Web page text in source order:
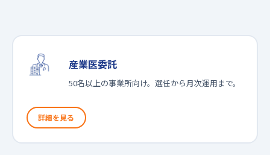
産業医委託
50名以上の事業所向け。選任から月次運用まで。
詳細を見る